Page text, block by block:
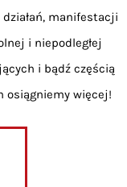
manifestacji
i niepodległej
i bądź częścią
osiągniemy więcej!